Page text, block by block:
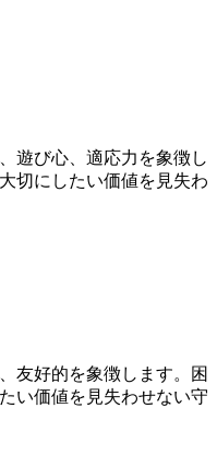
遊び心、適応力を象徴し
切にしたい価値を見失わ
友好的を象徴します。困
い価値を見失わせない守